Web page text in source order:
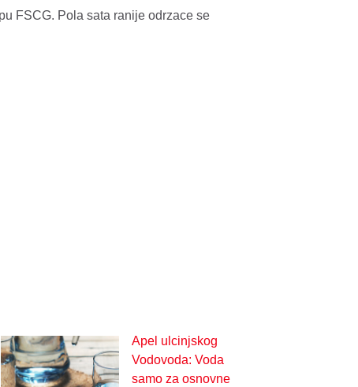
FSCG. Pola sata ranije odrzace se
Apel ulcinjskog
Vodovoda: Voda
samo za osnovne